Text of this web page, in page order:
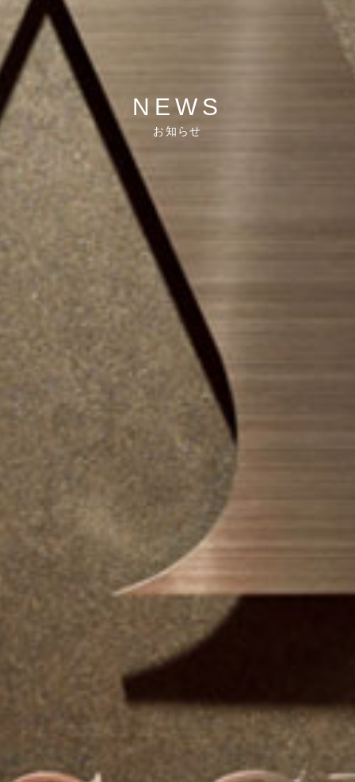
NEWS
お知らせ